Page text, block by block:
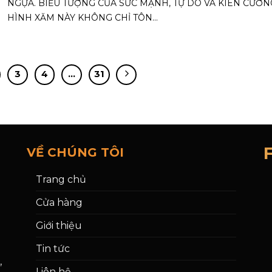
NGỰA. BIỂU TƯỢNG CỦA SỨC MẠNH, TỰ DO VÀ KIÊN
HÌNH XĂM NÀY KHÔNG CHỈ TÔN...
3 4 … 31
VỀ CHÚNG TÔI
Trang chủ
Cửa hàng
Giới thiệu
Tin tức